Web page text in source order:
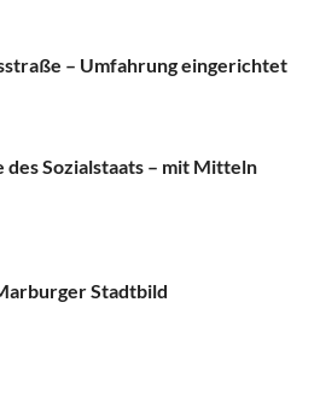
­– Umfahrung eingerichtet
Sozialstaats – mit Mitteln
Stadtbild